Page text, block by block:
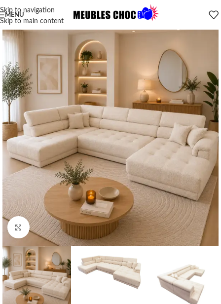
Skip to navigation
Skip to main content
MENU
Click to enlarge